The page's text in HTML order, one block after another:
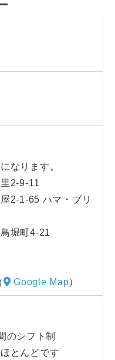
で第一志望に合格で
材育成を行うため、
知能力』を伸ばす。
しっかりとした研修
緒に授業に入り、授
慣れてきたら、模擬授
タイルを確立してい
に専念できる環境で
時帰宅がほとんどで
なります。
2-9-11
2-1-65 ハマ・ブリ
堀町4-21
Google Map）
のシフト制
とんどです